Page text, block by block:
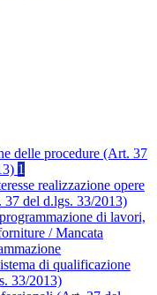
delle procedure (Art. 37
1
realizzazione opere
del d.lgs. 33/2013)
di lavori,
/ Mancata
di qualificazione
33/2013)